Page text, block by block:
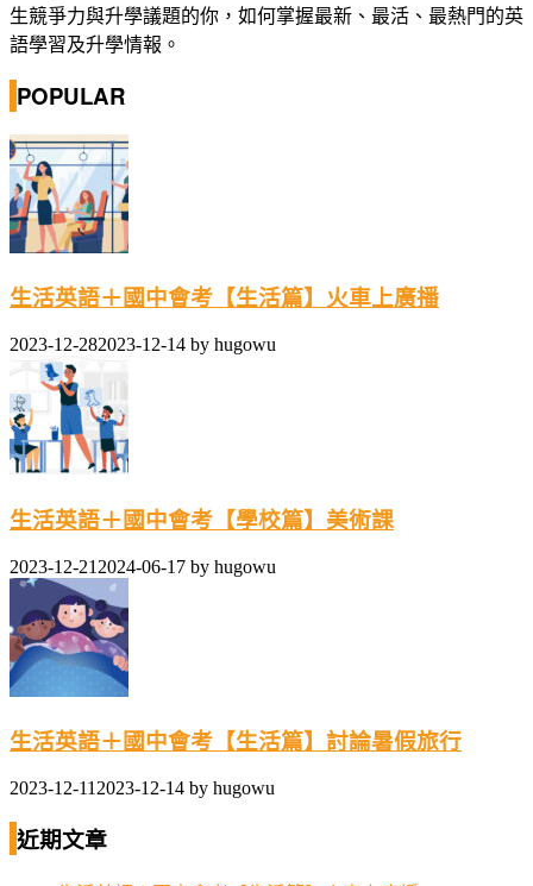
生競爭力與升學議題的你，如何掌握最新、最活、最熱門的英
語學習及升學情報。
POPULAR
生活英語＋國中會考【生活篇】火車上廣播
2023-12-282023-12-14 by hugowu
生活英語＋國中會考【學校篇】美術課
2023-12-21 2024-06-17 by hugowu
生活英語＋國中會考【生活篇】討論暑假旅行
2023-12-11 2023-12-14 by hugowu
近期文章